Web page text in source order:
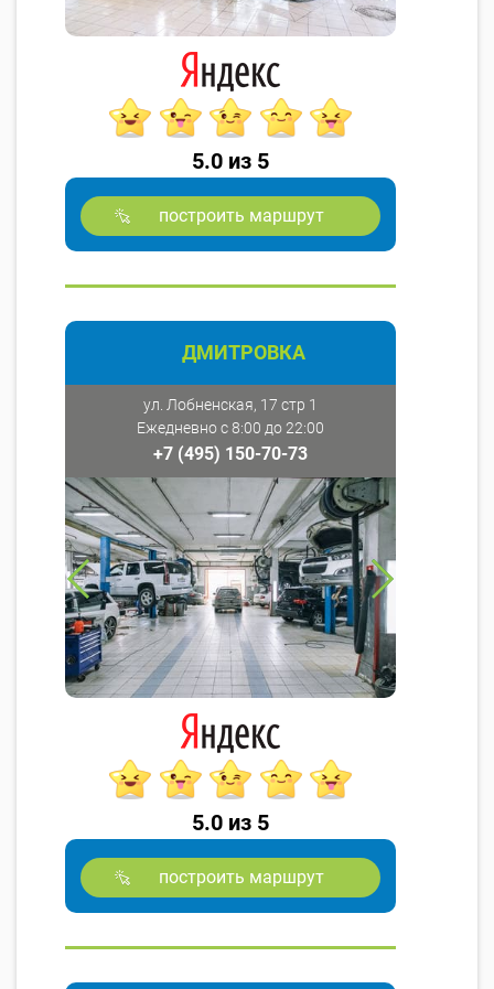
5.0 из 5
построить маршрут
ДМИТРОВКА
ул. Лобненская, 17 стр 1
Ежедневно с 8:00 до 22:00
+7 (495) 150-70-73
5.0 из 5
построить маршрут